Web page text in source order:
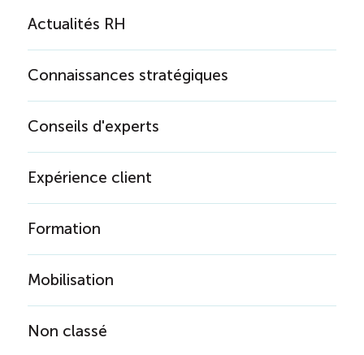
Actualités RH
Connaissances stratégiques
Conseils d'experts
Expérience client
Formation
Mobilisation
Non classé